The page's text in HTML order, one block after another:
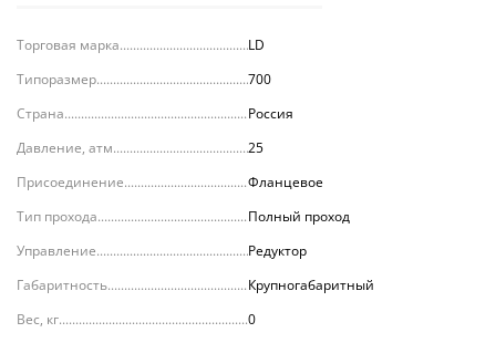
Торговая марка
LD
Типоразмер
700
Страна
Россия
Давление, атм.
25
Присоединение
Фланцевое
Тип прохода
Полный проход
Управление
Редуктор
Габаритность
Крупногабаритный
Вес, кг
0